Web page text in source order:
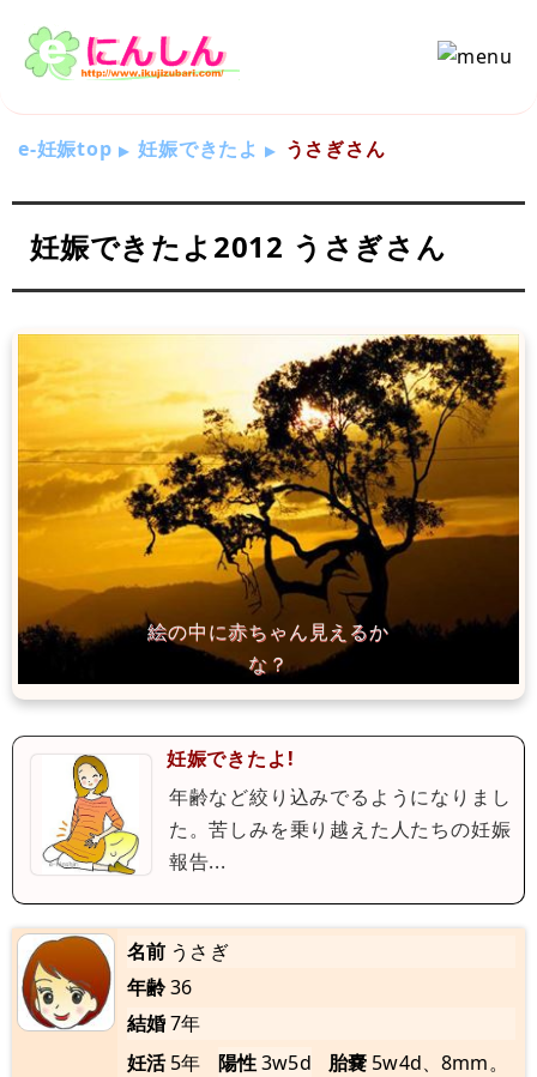
e-妊娠top 妊娠できたよ うさぎさん
妊娠できたよ2012 うさぎさん
妊娠できたよ!
年齢など絞り込みでるようになりまし
た。苦しみを乗り越えた人たちの妊娠
報告...
名前 うさぎ
年齢36
結婚7年
妊活 5年 陽性3w5d 胎嚢 5w4d、8mm。